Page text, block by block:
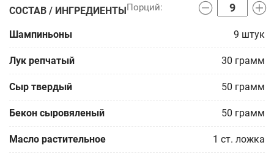
СОСТАВ / ИНГРЕДИЕНТЫ
Шампиньоны 9 штук
Лук репчатый 30 грамм
Сыр твердый 50 грамм
Бекон сыровяленый 50 грамм
Масло растительное 1 ст. ложка